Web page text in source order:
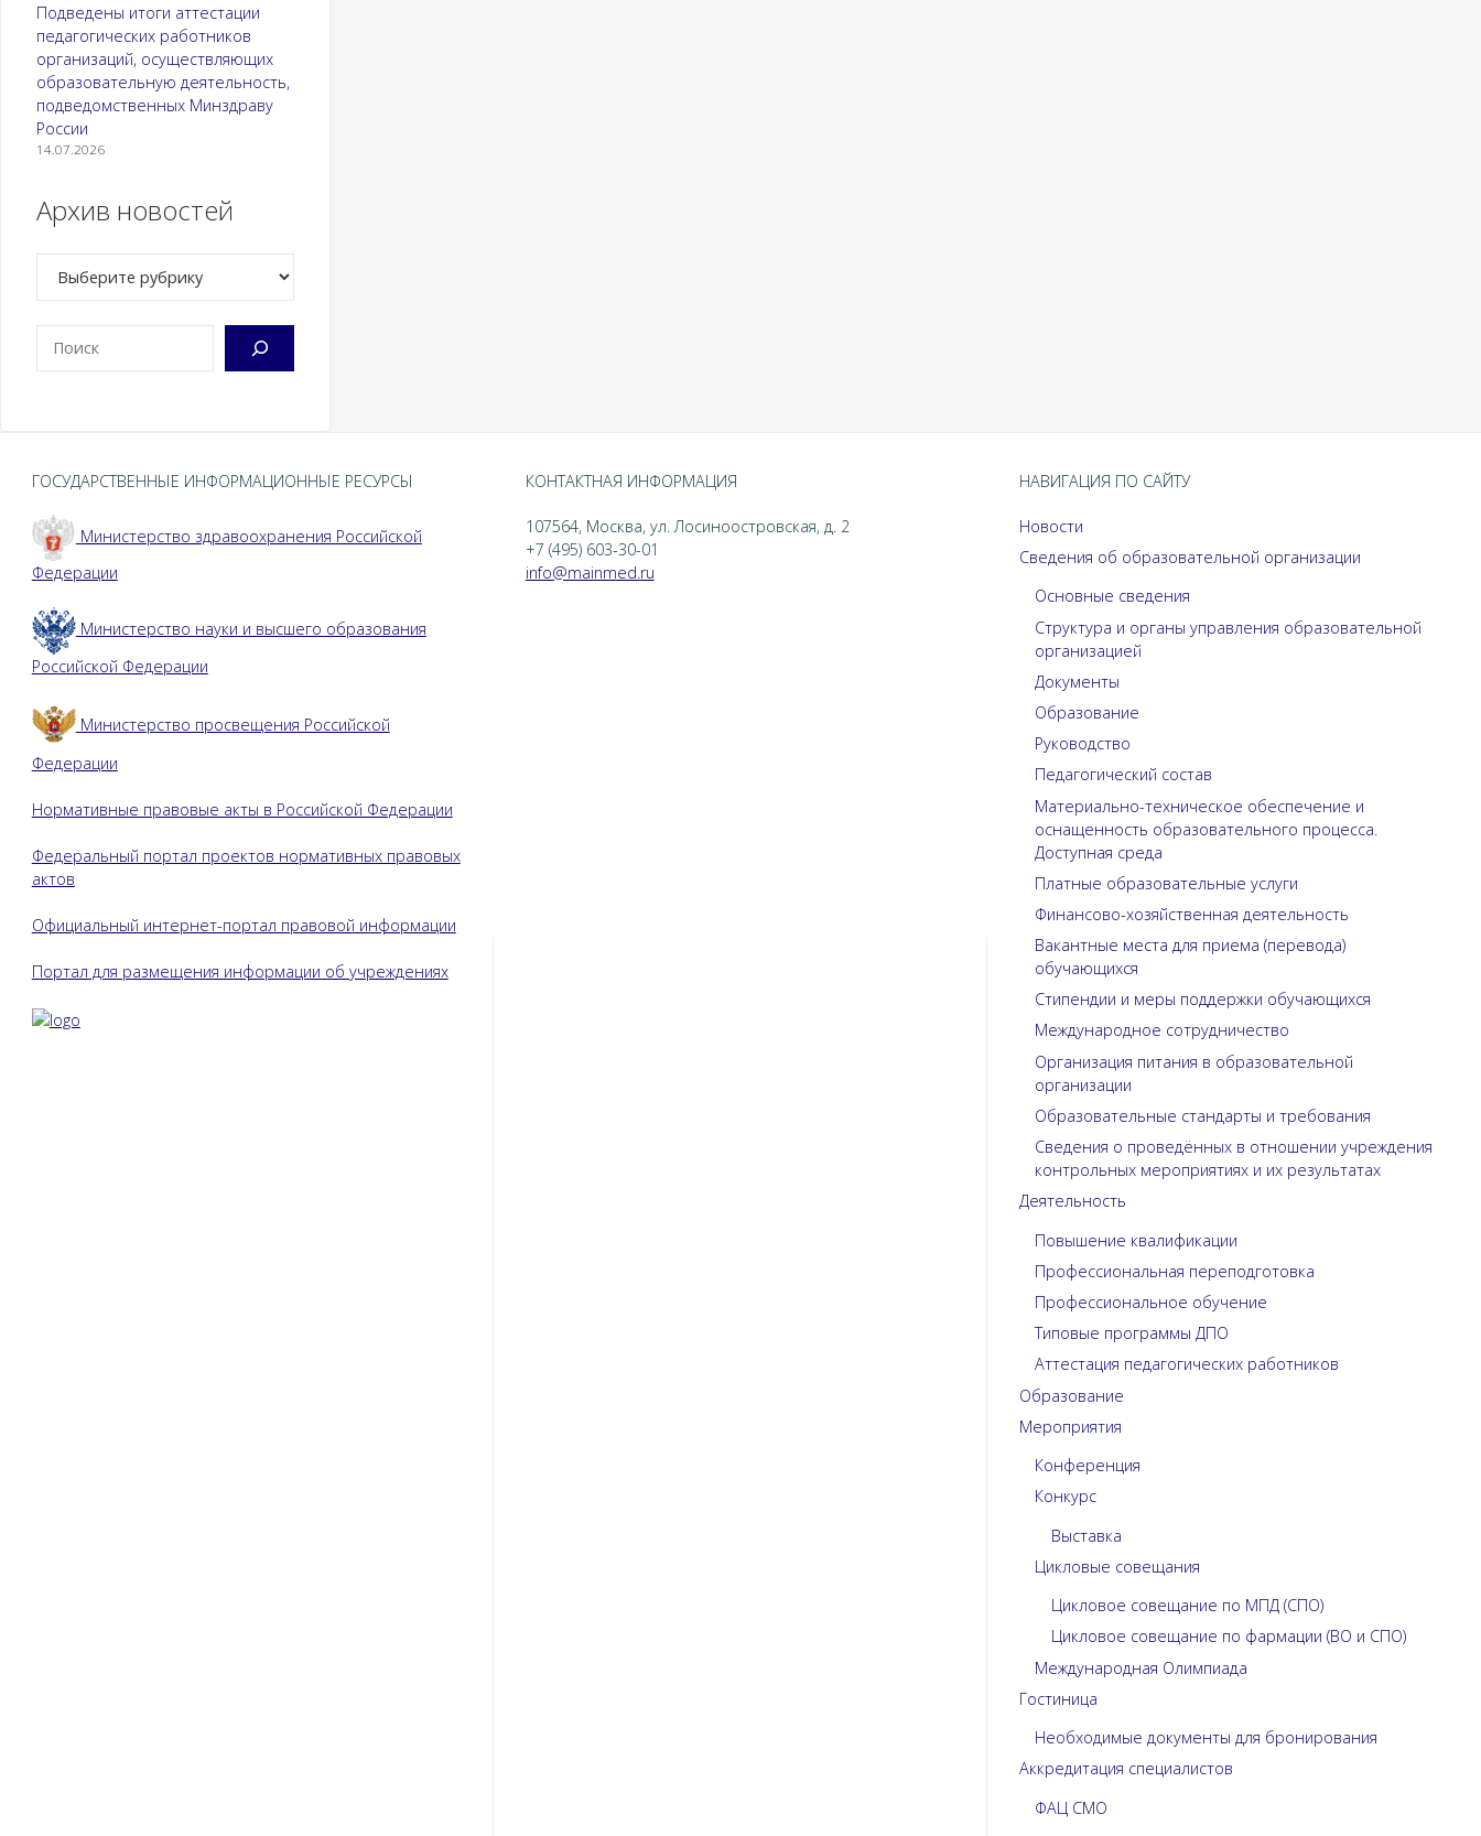
Подведены итоги аттестации
педагогических работников
организаций, осуществляющих
образовательную деятельность,
подведомственных Минздраву
России
14.07.2026
Архив новостей
ГОСУДАРСТВЕННЫЕ ИНФОРМАЦИОННЫЕ РЕСУРСЫ
Министерство здравоохранения Российской
Федерации
Министерство науки и высшего образования
Российской Федерации
Министерство просвещения Российской
Федерации
Нормативные правовые акты в Российской Федерации
Федеральный портал проектов нормативных правовых
актов
Официальный интернет-портал правовой информации
Портал для размещения информации об учреждениях
КОНТАКТНАЯ ИНФОРМАЦИЯ
107564, Москва, ул. Лосиноостровская, д. 2
+7 (495) 603-30-01
info@mainmed.ru
НАВИГАЦИЯ ПО САЙТУ
Новости
Сведения об образовательной организации
Основные сведения
Структура и органы управления образовательной
организацией
Документы
Образование
Руководство
Педагогический состав
Материально-техническое обеспечение и
оснащенность образовательного процесса.
Доступная среда
Платные образовательные услуги
Финансово-хозяйственная деятельность
Вакантные места для приема (перевода)
обучающихся
Стипендии и меры поддержки обучающихся
Международное сотрудничество
Организация питания в образовательной
организации
Образовательные стандарты и требования
Сведения о проведённых в отношении учреждения
контрольных мероприятиях и их результатах
Деятельность
Повышение квалификации
Профессиональная переподготовка
Профессиональное обучение
Типовые программы ДПО
Аттестация педагогических работников
Образование
Мероприятия
Конференция
Конкурс
Выставка
Цикловые совещания
Цикловое совещание по МПД (СПО)
Цикловое совещание по фармации (ВО и СПО)
Международная Олимпиада
Гостиница
Необходимые документы для бронирования
Аккредитация специалистов
ФАЦ СМО